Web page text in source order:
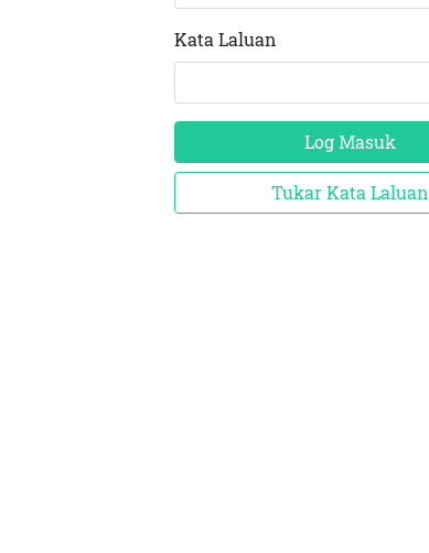
Kata Laluan
Log Masuk
Tukar Kata Laluan